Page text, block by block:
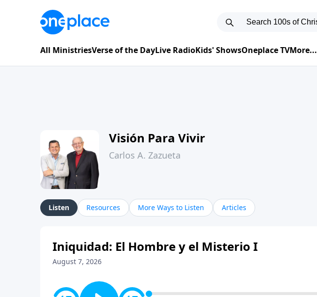
All MinistriesVerse of the DayLive RadioKids' ShowsOneplace TVMore...
Visión Para Vivir
Carlos A. Zazueta
Listen Resources More Ways to Listen Articles
Iniquidad: El Hombre y el Misterio I
August 7, 2026